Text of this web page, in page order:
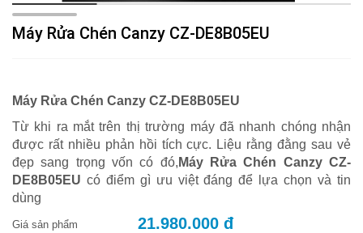
Máy Rửa Chén Canzy CZ-DE8B05EU
Máy Rửa Chén Canzy CZ-DE8B05EU
Từ khi ra mắt trên thị trường máy đã nhanh chóng nhận
được rất nhiều phản hồi tích cực. Liệu rằng đằng sau vẻ
đẹp sang trọng vốn có đó, Máy Rửa Chén Canzy CZ-
DE8B05EU có điểm gì ưu việt đáng để lựa chọn và tin
dùng
Giá sản phẩm 21.980.000 đ